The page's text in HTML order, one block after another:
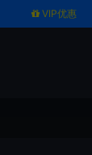
VIP优惠